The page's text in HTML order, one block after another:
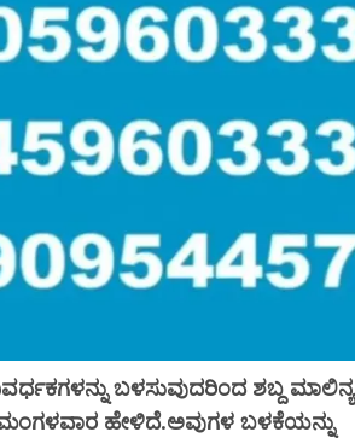
ಬಳಸುವುದರಿಂದ ಶಬ್ದ ಮಾಲಿನ್ಯ
ಹೇಳಿದೆ.ಅವುಗಳ ಬಳಕೆಯನ್ನು